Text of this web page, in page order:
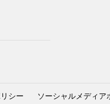
シー ソーシャルメディア